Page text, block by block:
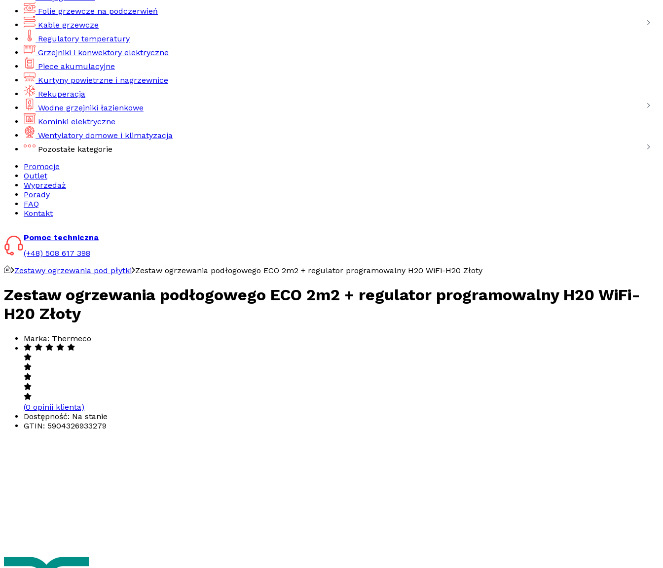
Folie grzewcze na podczerwień
Kable grzewcze
Regulatory temperatury
Grzejniki i konwektory elektryczne
Piece akumulacyjne
Kurtyny powietrzne i nagrzewnice
Rekuperacja
Wodne grzejniki łazienkowe
Kominki elektryczne
Wentylatory domowe i klimatyzacja
Pozostałe kategorie
Promocje
Outlet
Wyprzedaż
Porady
FAQ
Kontakt
Pomoc techniczna
(+48) 508 617 398
Zestawy ogrzewania pod płytki Zestaw ogrzewania podłogowego ECO 2m2 + regulator programowalny H20 WiFi-H20 Złoty
Zestaw ogrzewania podłogowego ECO 2m2 + regulator programowalny H20 WiFi-
H20 Złoty
Marka: Thermeco
(0 opinii klienta)
Dostępność: Na stanie
GTIN: 5904326933279